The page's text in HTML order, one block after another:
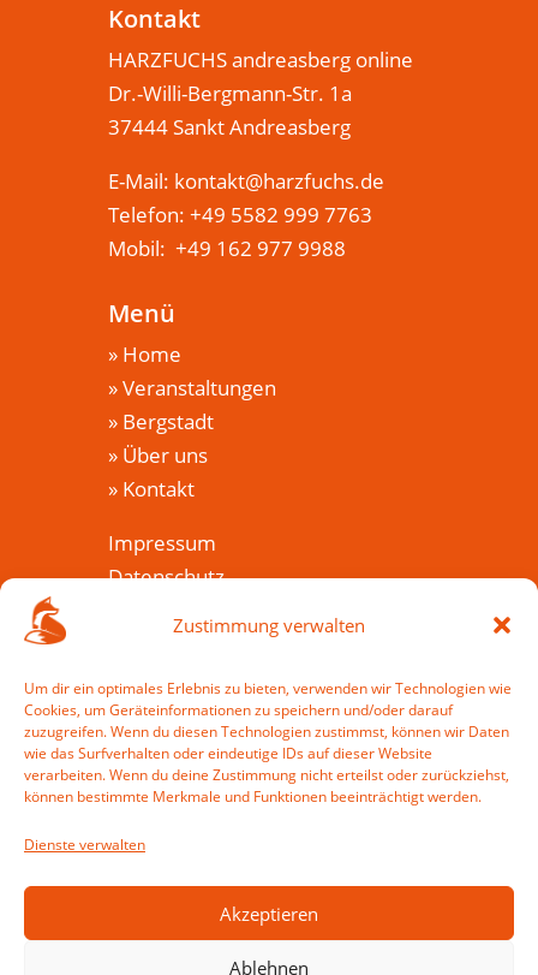
Zustimmung verwalten
Um dir ein optimales Erlebnis zu bieten, verwenden wir Technologien wie
Cookies, um Geräteinformationen zu speichern und/oder darauf
zuzugreifen. Wenn du diesen Technologien zustimmst, können wir Daten
wie das Surfverhalten oder eindeutige IDs auf dieser Website
verarbeiten. Wenn du deine Zustimmung nicht erteilst oder zurückziehst,
können bestimmte Merkmale und Funktionen beeinträchtigt werden.
Dienste verwalten
Akzeptieren
Ablehnen
Kontakt
HARZFUCHS andreasberg online
Dr.-Willi-Bergmann-Str. 1a
37444 Sankt Andreasberg
E-Mail: kontakt@harzfuchs.de
Telefon: +49 5582 999 7763
Mobil: +49 162 977 9988
Menü
» Home
»Veranstaltungen
» Bergstadt
» Über uns
» Kontakt
Impressum
Datenschutz
Veranstaltungen
»Veranstaltungkalender
»Wie war es?
»Veranstaltung einreichen
Mein Harzfuchs
Registrieren